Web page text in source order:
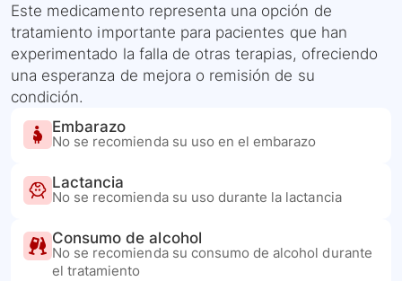
Este medicamento representa una opción de
tratamiento importante para pacientes que han
experimentado la falla de otras terapias, ofreciendo
una esperanza de mejora o remisión de su
condición.
Embarazo
No se recomienda su uso en el embarazo
Lactancia
No se recomienda su uso durante la lactancia
Consumo de alcohol
No se recomienda su consumo de alcohol durante
el tratamiento